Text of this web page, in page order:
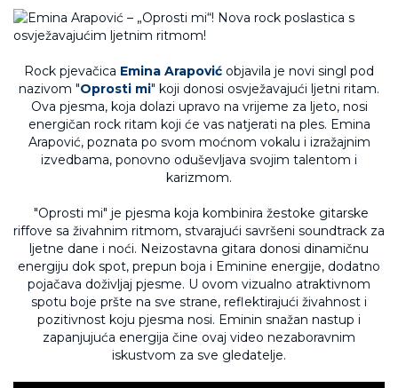
Rock pjevačica Emina Arapović objavila je novi singl pod
nazivom "Oprosti mi" koji donosi osvježavajući ljetni ritam.
Ova pjesma, koja dolazi upravo na vrijeme za ljeto, nosi
energičan rock ritam koji će vas natjerati na ples. Emina
Arapović, poznata po svom moćnom vokalu i izražajnim
izvedbama, ponovno oduševljava svojim talentom i
karizmom.
"Oprosti mi" je pjesma koja kombinira žestoke gitarske
riffove sa živahnim ritmom, stvarajući savršeni soundtrack za
ljetne dane i noći. Neizostavna gitara donosi dinamičnu
energiju dok spot, prepun boja i Eminine energije, dodatno
pojačava doživljaj pjesme. U ovom vizualno atraktivnom
spotu boje pršte na sve strane, reflektirajući živahnost i
pozitivnost koju pjesma nosi. Eminin snažan nastup i
zapanjujuća energija čine ovaj video nezaboravnim
iskustvom za sve gledatelje.